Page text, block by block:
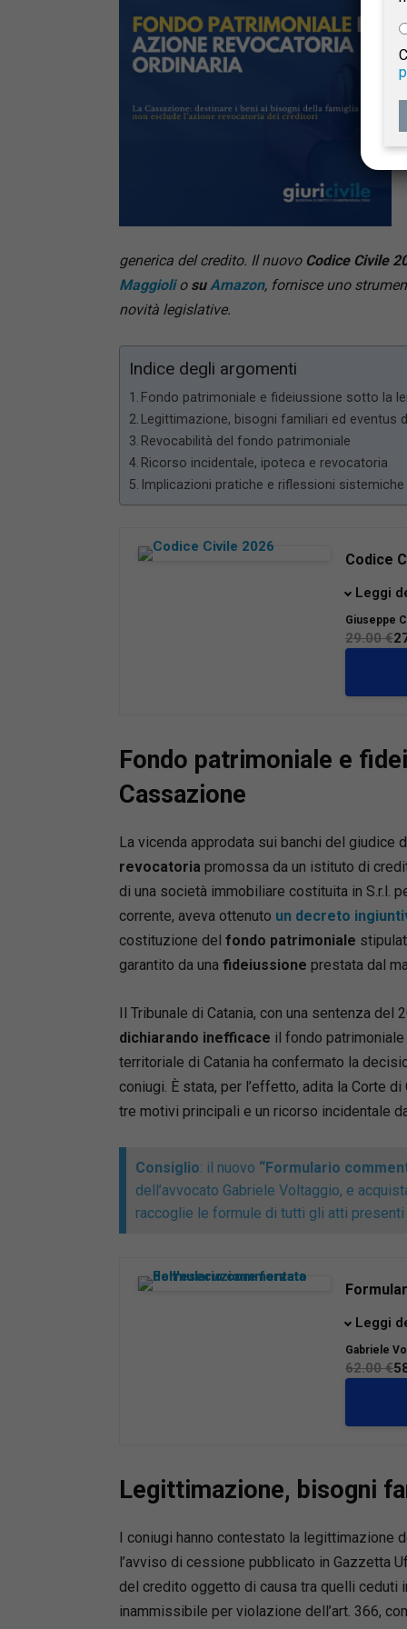
generica del credito. Il nuovo Codice Civile
Maggiolio suAmazon, fornisce uno
novità legislative.
Indice degli argomenti
Fondo patrimoniale e fideiussione sotto la
Legittimazione, bisogni familiari ed eventus
Revocabilità del fondo patrimoniale
Ricorso incidentale, ipoteca e revocatoria
Implicazioni pratiche e riflessioni sistemiche
Codice
Il
decreto
studenti
Mute
della
civile e
estere.
Diritto di
gli Stati
e gli
Leggi
Giuseppe
29.00 €
Fondo patrimoniale e
Cassazione
La vicenda approdata sui banchi del giudice
revocatoria promossa da un istituto di
di una società immobiliare costituita in S.r.l.
corrente, aveva ottenuto un decreto
costituzione del fondo patrimoniale
garantito da una fideiussione prestata dal
Il Tribunale di Catania, con una sentenza del
dichiarando inefficace il fondo
territoriale di Catania ha confermato la
coniugi. È stata, per l’effetto, adita la Corte
tre motivi principali e un ricorso incidentale
Consiglio: il nuovo “Formulario
dell’avvocato Gabriele Voltaggio, e
raccoglie le formule di tutti gli atti
Il testo,
decreto
delle
pratico
del
online
Leggi
Gabriele
62.00 €
Legittimazione, bisogni
I coniugi hanno contestato la legittimazione
l’avviso di cessione pubblicato in Gazzetta
del credito oggetto di causa tra quelli ceduti
inammissibile per violazione dell’art. 366,